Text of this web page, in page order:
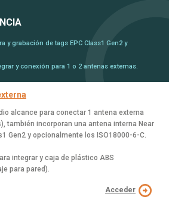
y grabación de tags EPC Class1 Gen2 y
y conexión para 1 o 2 antenas externas.
alcance para conectar 1 antena externa
también incorporan una antena interna Near
Gen2 y opcionalmente los ISO18000-6-C.
integrar y caja de plástico ABS
para pared).
Acceder